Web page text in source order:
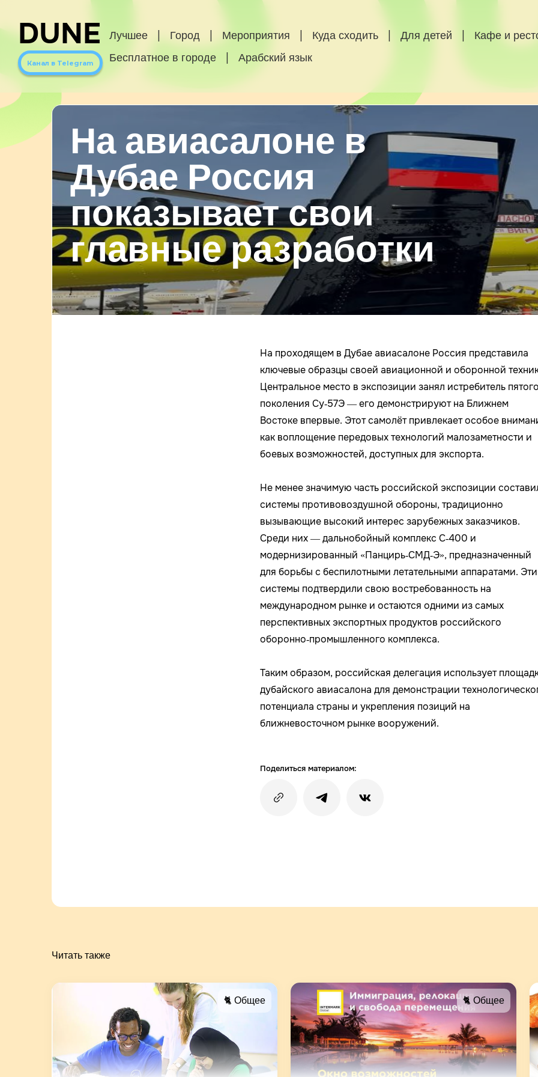
DUNE
Канал в Telegram
Лучшее Город Мероприятия Куда сходить Для детей Кафе и
Бесплатное в городе
Арабский язык
На авиасалоне в
Дубае Россия
показывает свои
главные разработки
На проходящем в Дубае авиасалоне Россия представила
ключевые образцы своей авиационной и оборонной
Центральное место в экспозиции занял истребитель пятого
поколения Су‑57Э — его демонстрируют на Ближнем
Востоке впервые. Этот самолёт привлекает особое
как воплощение передовых технологий малозаметности и
боевых возможностей, доступных для экспорта.
Не менее значимую часть российской экспозиции
системы противовоздушной обороны, традиционно
вызывающие высокий интерес зарубежных заказчиков.
Среди них — дальнобойный комплекс С‑400 и
модернизированный «Панцирь‑СМД‑Э», предназначенный
для борьбы с беспилотными летательными аппаратами. Эти
системы подтвердили свою востребованность на
международном рынке и остаются одними из самых
перспективных экспортных продуктов российского
оборонно‑промышленного комплекса.
Таким образом, российская делегация использует
дубайского авиасалона для демонстрации
потенциала страны и укрепления позиций на
ближневосточном рынке вооружений.
Поделиться материалом:
Читать также
🐈 Общее 🐈 Общее